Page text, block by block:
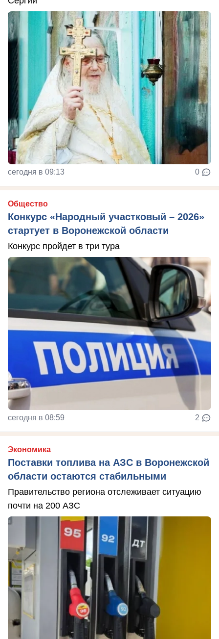
сегодня в 09:13 0
Общество
Конкурс «Народный участковый – 2026»
стартует в Воронежской области
Конкурс пройдет в три тура
сегодня в 08:59 2
Экономика
Поставки топлива на АЗС в Воронежской
области остаются стабильными
Правительство региона отслеживает ситуацию
почти на 200 АЗС